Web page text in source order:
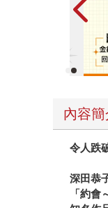
內容簡
令人跌
深田恭
「約